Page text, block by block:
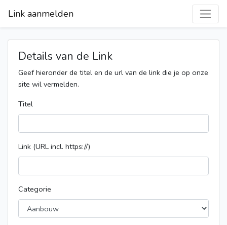
Link aanmelden
Details van de Link
Geef hieronder de titel en de url van de link die je op onze
site wil vermelden.
Titel
Link (URL incl. https://)
Categorie